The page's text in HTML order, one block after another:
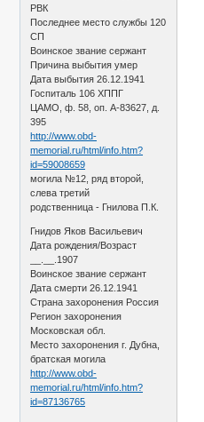
РВК
Последнее место службы 120
СП
Воинское звание сержант
Причина выбытия умер
Дата выбытия 26.12.1941
Госпиталь 106 ХППГ
ЦАМО, ф. 58, оп. А-83627, д.
395
http://www.obd-
memorial.ru/html/info.htm?
id=59008659
могила №12, ряд второй,
слева третий
родственница - Гнилова П.К.
Гнидов Яков Васильевич
Дата рождения/Возраст
__.__.1907
Воинское звание сержант
Дата смерти 26.12.1941
Страна захоронения Россия
Регион захоронения
Московская обл.
Место захоронения г. Дубна,
братская могила
http://www.obd-
memorial.ru/html/info.htm?
id=87136765